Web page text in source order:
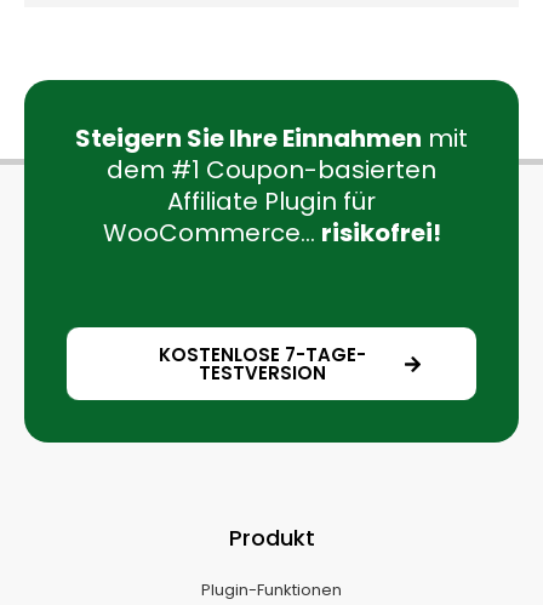
Steigern Sie Ihre Einnahmen mit
dem #1 Coupon-basierten
Affiliate Plugin für
WooCommerce... risikofrei!
KOSTENLOSE 7-TAGE-
TESTVERSION
Produkt
Plugin-Funktionen